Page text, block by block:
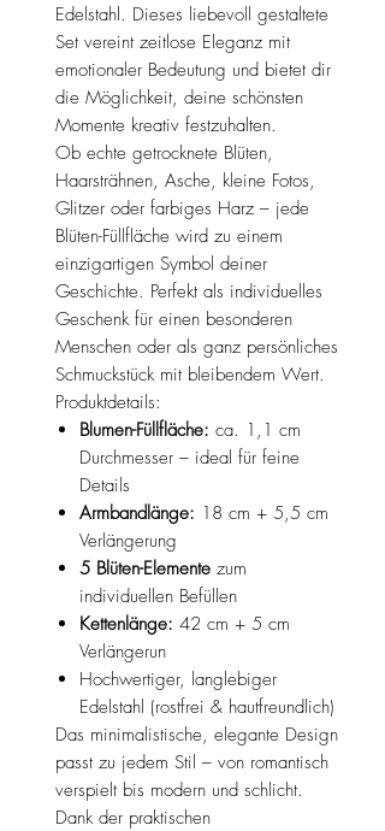
Edelstahl. Dieses liebevoll gestaltete
Set vereint zeitlose Eleganz mit
emotionaler Bedeutung und bietet dir
die Möglichkeit, deine schönsten
Momente kreativ festzuhalten.
Ob echte getrocknete Blüten,
Haarsträhnen, Asche, kleine Fotos,
Glitzer oder farbiges Harz – jede
Blüten-Füllfläche wird zu einem
einzigartigen Symbol deiner
Geschichte. Perfekt als individuelles
Geschenk für einen besonderen
Menschen oder als ganz persönliches
Schmuckstück mit bleibendem Wert.
Produktdetails:
Blumen-Füllfläche: ca. 1,1 cm
Durchmesser – ideal für feine
Details
Armbandlänge: 18 cm + 5,5 cm
Verlängerung
5 Blüten-Elemente zum
individuellen Befüllen
Kettenlänge: 42 cm + 5 cm
Verlängerun
Hochwertiger, langlebiger
Edelstahl (rostfrei & hautfreundlich)
Das minimalistische, elegante Design
passt zu jedem Stil – von romantisch
verspielt bis modern und schlicht.
Dank der praktischen